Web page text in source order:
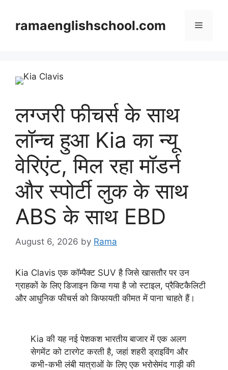
contentramaenglishschool.com Menu
लग्जरी फीचर्स के साथ
लॉन्च हुआ Kia का न्यू
वेरिएंट, मिल रहा मॉडर्न
और स्पोर्टी लुक के साथ
ABS के साथ EBD
August 6, 2026 by Rama
Kia Clavis एक कॉम्पैक्ट SUV है जिसे खासतौर पर उन
ग्राहकों के लिए डिजाइन किया गया है जो स्टाइल, प्रैक्टिकैलिटी
और आधुनिक फीचर्स को किफायती कीमत में पाना चाहते हैं।
Kia की यह नई पेशकश भारतीय बाजार में एक अलग
सेगमेंट को टारगेट करती है, जहां शहरी ड्राइविंग और
कभी-कभी लंबी यात्राओं के लिए एक भरोसेमंद गाड़ी की